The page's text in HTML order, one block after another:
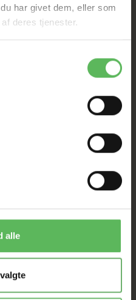
har givet dem, eller som
deres tjenester.
alle
IKKE
-26%